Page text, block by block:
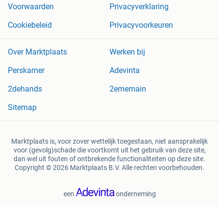
Voorwaarden
Privacyverklaring
Cookiebeleid
Privacyvoorkeuren
Over Marktplaats
Werken bij
Perskamer
Adevinta
2dehands
2ememain
Sitemap
Marktplaats is, voor zover wettelijk toegestaan, niet aansprakelijk
voor (gevolg)schade die voortkomt uit het gebruik van deze site,
dan wel uit fouten of ontbrekende functionaliteiten op deze site.
Copyright © 2026 Marktplaats B.V. Alle rechten voorbehouden.
een onderneming